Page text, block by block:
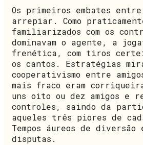
Os primeiros embates
arrepiar. Como
familiarizados com os
dominavam o agente, a
frenética, com tiros
os cantos. Estratégias
cooperativismo entre
mais fraco eram
uns oito ou dez amigos e
controles, saindo da
aqueles três piores de
Tempos áureos de
disputas.